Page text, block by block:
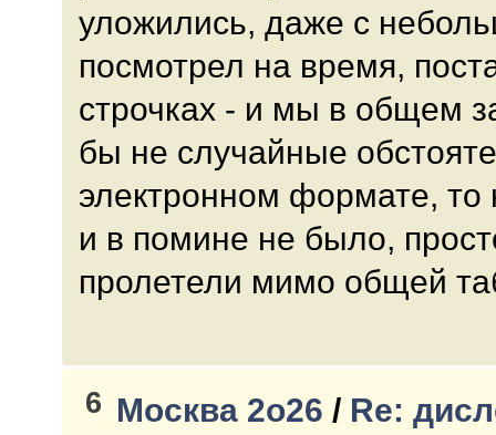
уложились, даже с
посмотрел на время,
строчках - и мы в общем
бы не случайные
электронном формате,
и в помине не было,
пролетели мимо общей
6 Москва 2о26 / Re: